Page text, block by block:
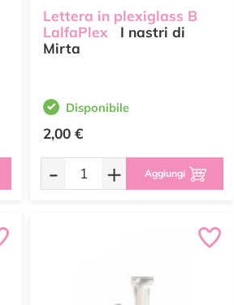
Lettera in plexiglass B
LalfaPlex
I nastri di
Mirta
Disponibile
2,00 €
- + Aggiungi